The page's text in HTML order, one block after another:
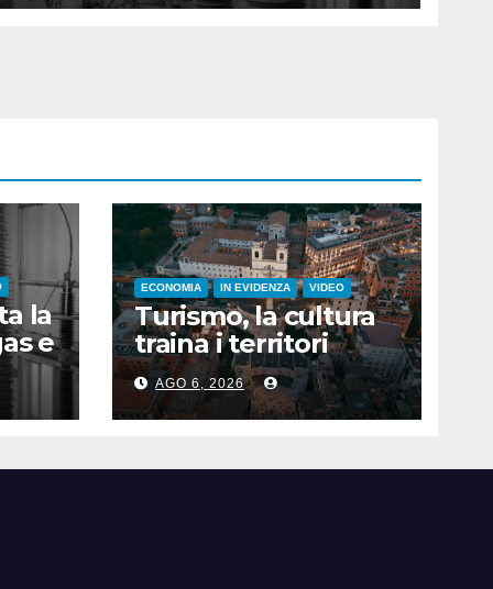
la
e
ECONOMIA IN EVIDENZA VIDEO
Turismo, la cultura
traina i territori
AGO 6, 2026